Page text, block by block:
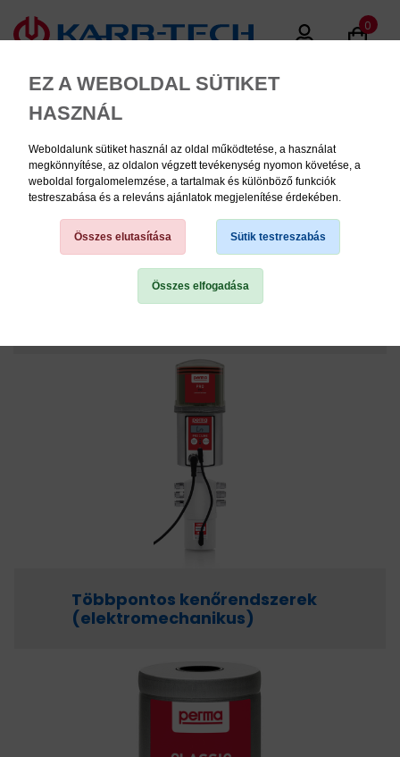
EZ A WEBOLDAL SÜTIKET
HASZNÁL
Weboldalunk sütiket használ az oldal működtetése, a használat
megkönnyítése, az oldalon végzett tevékenység nyomon követése, a
weboldal forgalomelemzése, a tartalmak és különböző funkciók
testreszabása és a releváns ajánlatok megjelenítése érdekében.
Összes elutasítása Sütik testreszabás
Összes elfogadása
0
MENU
PERMA Automata
Kenőrendszerek, és
kenőanyagok
Többpontos kenőrendszerek
(elektromechanikus)